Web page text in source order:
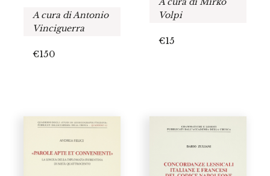
A cura di Antonio
Vinciguerra
€150
Volpi
€15